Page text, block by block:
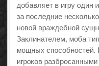
добавляет в игру один
за последние
новой враждебной
Заклинателем, моба
мощных способностей.
игроков